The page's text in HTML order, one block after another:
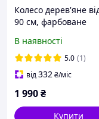
Колесо дерев'яне
90 см, фарбоване
В наявності
5.0 (1)
від332₴/міс
1 990₴
Купити